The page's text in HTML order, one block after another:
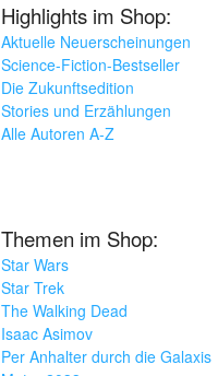
Highlights im Shop:
Aktuelle Neuerscheinungen
Science-Fiction-Bestseller
Die Zukunftsedition
Stories und Erzählungen
Alle Autoren A-Z
Themen im Shop:
Star Wars
Star Trek
The Walking Dead
Isaac Asimov
Per Anhalter durch die Galaxis